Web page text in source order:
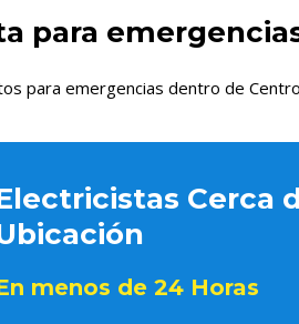
para
para emergencias dentro de
Cerca
menos de 24 Horas